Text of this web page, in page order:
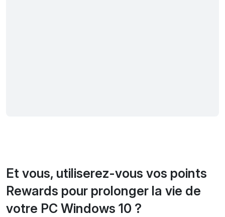
Et vous, utiliserez-vous vos points
Rewards pour prolonger la vie de
votre PC Windows 10 ?